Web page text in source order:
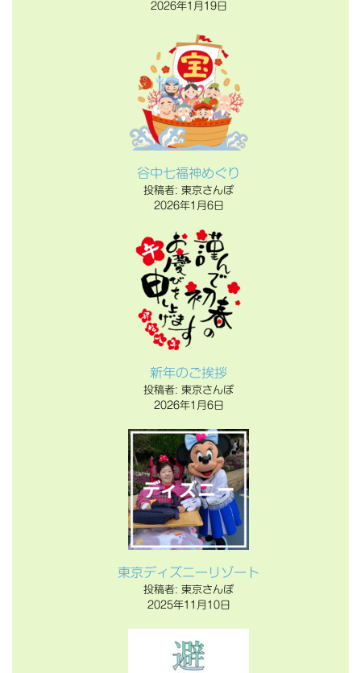
2026年1月19日
谷中七福神めぐり
投稿者: 東京さんぽ
2026年1月6日
新年のご挨拶
投稿者: 東京さんぽ
2026年1月6日
東京ディズニーリゾート
投稿者: 東京さんぽ
2025年11月10日